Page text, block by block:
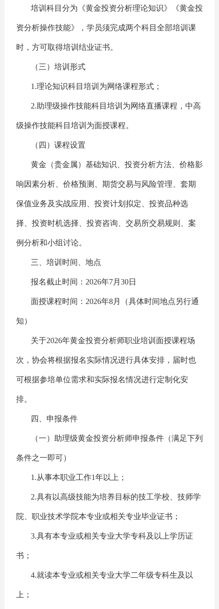
培训科目分为《黄金投资分析理论知识》《黄金投
资分析操作技能》，学员须完成两个科目全部培训课
时，方可取得培训结业证书。
（三）培训形式
1.理论知识科目培训为网络课程形式；
2.助理级操作技能科目培训为网络直播课程，中高
级操作技能科目培训为面授课程。
（四）课程设置
黄金（贵金属）基础知识、投资分析方法、价格影
响因素分析、价格预测、期货交易与风险管理、套期
保值业务及实战应用、投资计划拟定、投资品种选
择、投资时机选择、投资咨询、交易所交易规则、案
例分析和小组讨论。
三、培训时间、地点
报名截止时间：2026年7月30日
面授课程时间：2026年8月（具体时间地点另行通
知）
关于2026年黄金投资分析师职业培训面授课程场
次，协会将根据报名实际情况进行具体安排，届时也
可根据参培单位需求和实际报名情况进行定制化安
排。
四、申报条件
（一）助理级黄金投资分析师申报条件（满足下列
条件之一即可）
1.从事本职业工作1年以上；
2.具有以高级技能为培养目标的技工学校、技师学
院、职业技术学院本专业或相关专业毕业证书；
3.具有本专业或相关专业大学专科及以上学历证
书；
4.就读本专业或相关专业大学二年级专科生及以
上；